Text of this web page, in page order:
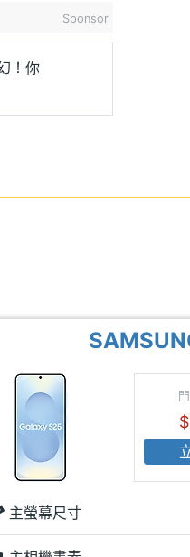
Sponsor
！你
主螢幕尺寸